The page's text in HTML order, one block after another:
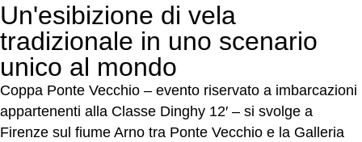
Un'esibizione di vela
tradizionale in uno scenario
unico al mondo
Coppa Ponte Vecchio – evento riservato a imbarcazioni
appartenenti alla Classe Dinghy 12′ – si svolge a
Firenze sul fiume Arno tra Ponte Vecchio e la Galleria